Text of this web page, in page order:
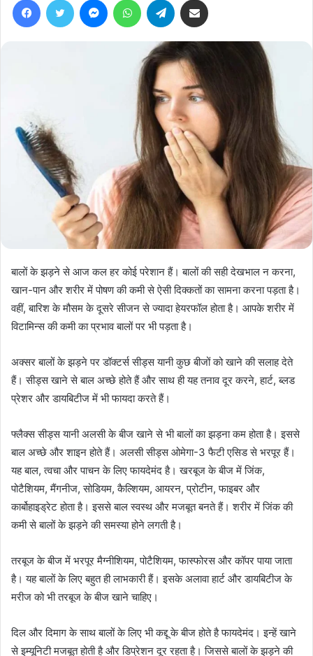
बालों के झड़ने से आज कल हर कोई परेशान हैं। बालों की सही देखभाल न करना,
खान-पान और शरीर में पोषण की कमी से ऐसी दिक्कतों का सामना करना पड़ता है।
वहीं, बारिश के मौसम के दूसरे सीजन से ज्यादा हेयरफॉल होता है। आपके शरीर में
विटामिन्स की कमी का प्रभाव बालों पर भी पड़ता है।
अक्सर बालों के झड़ने पर डॉक्टर्स सीड्स यानी कुछ बीजों को खाने की सलाह देते
हैं। सीड्स खाने से बाल अच्छे होते हैं और साथ ही यह तनाव दूर करने, हार्ट, ब्लड
प्रेशर और डायबिटीज में भी फायदा करते हैं।
फ्लैक्स सीड्स यानी अलसी के बीज खाने से भी बालों का झड़ना कम होता है। इससे
बाल अच्छे और शाइन होते हैं। अलसी सीड्स ओमेगा-3 फैटी एसिड से भरपूर हैं।
यह बाल, त्वचा और पाचन के लिए फायदेमंद है। खरबूज के बीज में जिंक,
पोटैशियम, मैंगनीज, सोडियम, कैल्शियम, आयरन, प्रोटीन, फाइबर और
कार्बोहाइड्रेट होता है। इससे बाल स्वस्थ और मजबूत बनते हैं। शरीर में जिंक की
कमी से बालों के झड़ने की समस्या होने लगती है।
तरबूज के बीज में भरपूर मैग्नीशियम, पोटैशियम, फास्फोरस और कॉपर पाया जाता
है। यह बालों के लिए बहुत ही लाभकारी हैं। इसके अलावा हार्ट और डायबिटीज के
मरीज को भी तरबूज के बीज खाने चाहिए।
दिल और दिमाग के साथ बालों के लिए भी कद्दू के बीज होते है फायदेमंद। इन्हें खाने
से इम्यूनिटी मजबूत होती है और डिप्रेशन दूर रहता है। जिससे बालों के झड़ने की